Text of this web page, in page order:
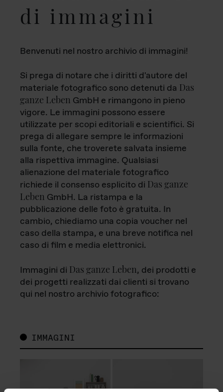
di immagini
Benvenuti nel nostro archivio di immagini!
Si prega di notare che i diritti d'autore del
materiale fotografico sono detenuti da Das
ganze Leben GmbH e rimangono in pieno
vigore. Le immagini possono essere
utilizzate per scopi editoriali e scientifici. Si
prega di allegare sempre le informazioni
sulla fonte, che troverete salvata insieme
alla rispettiva immagine. Qualsiasi
alienazione del materiale fotografico
richiede il consenso esplicito di Das ganze
Leben GmbH. La ristampa e la
pubblicazione delle foto è gratuita. In
cambio, chiediamo una copia voucher nel
caso della stampa, e una breve notifica nel
caso di film e media elettronici.
Immagini di Das ganze Leben, dei prodotti e
dei progetti realizzati dai clienti si trovano
qui nel nostro archivio fotografico:
IMMAGINI